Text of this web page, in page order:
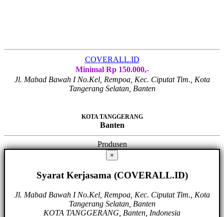
COVERALL.ID
Minimal Rp 150.000,-
Jl. Mabad Bawah I No.Kel, Rempoa, Kec. Ciputat Tim., Kota
Tangerang Selatan, Banten
KOTA TANGGERANG
Banten
Produsen
×
Syarat Kerjasama (COVERALL.ID)
Jl. Mabad Bawah I No.Kel, Rempoa, Kec. Ciputat Tim., Kota
Tangerang Selatan, Banten
KOTA TANGGERANG, Banten, Indonesia